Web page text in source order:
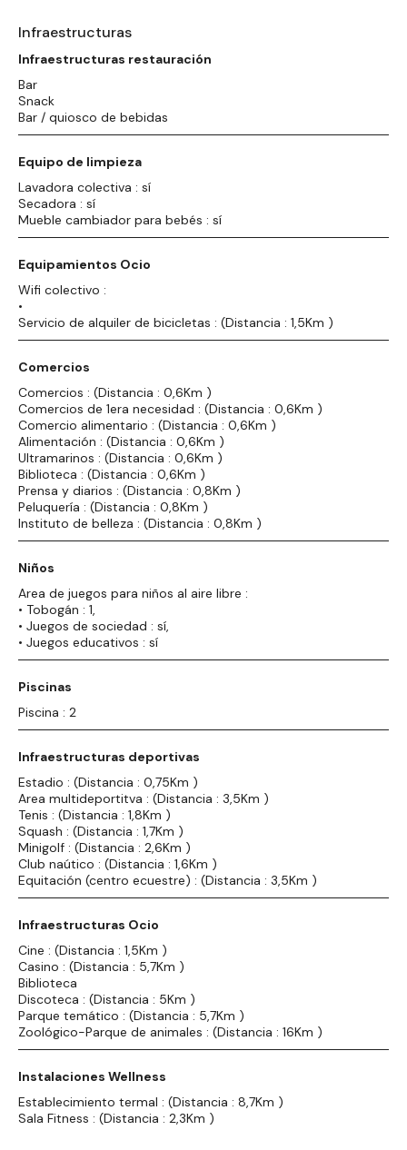
Infraestructuras
Infraestructuras restauración
Bar
Snack
Bar / quiosco de bebidas
Equipo de limpieza
Lavadora colectiva : sí
Secadora : sí
Mueble cambiador para bebés : sí
Equipamientos Ocio
Wifi colectivo :
•
Servicio de alquiler de bicicletas : (Distancia : 1,5Km )
Comercios
Comercios : (Distancia : 0,6Km )
Comercios de 1era necesidad : (Distancia : 0,6Km )
Comercio alimentario : (Distancia : 0,6Km )
Alimentación : (Distancia : 0,6Km )
Ultramarinos : (Distancia : 0,6Km )
Biblioteca : (Distancia : 0,6Km )
Prensa y diarios : (Distancia : 0,8Km )
Peluquería : (Distancia : 0,8Km )
Instituto de belleza : (Distancia : 0,8Km )
Niños
Area de juegos para niños al aire libre :
• Tobogán : 1,
• Juegos de sociedad : sí,
• Juegos educativos : sí
Piscinas
Piscina : 2
Infraestructuras deportivas
Estadio : (Distancia : 0,75Km )
Area multideportitva : (Distancia : 3,5Km )
Tenis : (Distancia : 1,8Km )
Squash : (Distancia : 1,7Km )
Minigolf : (Distancia : 2,6Km )
Club naútico : (Distancia : 1,6Km )
Equitación (centro ecuestre) : (Distancia : 3,5Km )
Infraestructuras Ocio
Cine : (Distancia : 1,5Km )
Casino : (Distancia : 5,7Km )
Biblioteca
Discoteca : (Distancia : 5Km )
Parque temático : (Distancia : 5,7Km )
Zoológico-Parque de animales : (Distancia : 16Km )
Instalaciones Wellness
Establecimiento termal : (Distancia : 8,7Km )
Sala Fitness : (Distancia : 2,3Km )